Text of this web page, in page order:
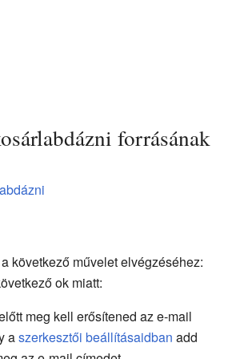
forrásának
következő művelet elvégzéséhez:
ok miatt:
meg kell erősítened az e-mail
aszerkesztői beállításaidban add